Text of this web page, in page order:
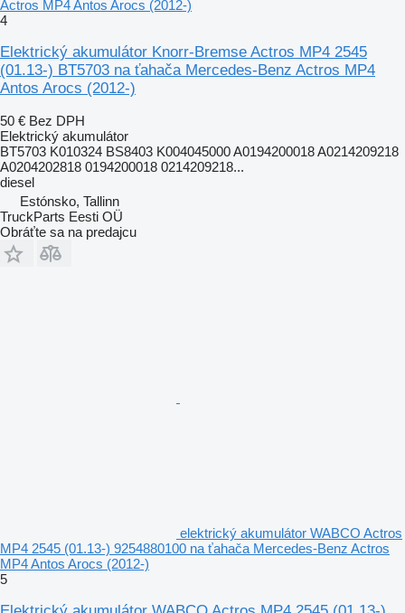
Actros MP4 Antos Arocs (2012-)
4
Elektrický akumulátor Knorr-Bremse Actros MP4 2545
(01.13-) BT5703 na ťahača Mercedes-Benz Actros MP4
Antos Arocs (2012-)
50 € Bez DPH
Elektrický akumulátor
BT5703 K010324 BS8403 K004045000 A0194200018 A0214209218
A0204202818 0194200018 0214209218...
diesel
Estónsko, Tallinn
TruckParts Eesti OÜ
Obráťte sa na predajcu
elektrický akumulátor WABCO Actros
MP4 2545 (01.13-) 9254880100 na ťahača Mercedes-Benz Actros
MP4 Antos Arocs (2012-)
5